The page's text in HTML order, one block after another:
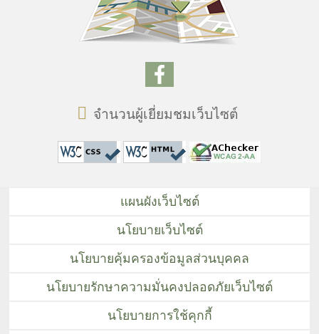
จำนวนผู้เยี่ยมชมเว็บไซต์
แผนผังเว็บไซต์
นโยบายเว็บไซต์
นโยบายคุ้มครองข้อมูลส่วนบุคคล
นโยบายรักษาความมั่นคงปลอดภัยเว็บไซต์
นโยบายการใช้คุกกี้